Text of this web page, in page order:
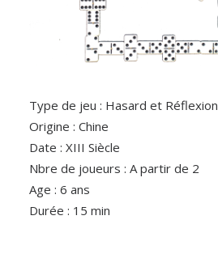
Type de jeu : Hasard et Réflexion
Origine : Chine
Date : XIII Siècle
Nbre de joueurs : A partir de 2
Age : 6 ans
Durée : 15 min